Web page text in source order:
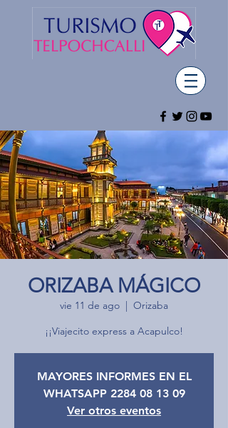
ORIZABA MÁGICO
vie 11 de ago
  |
Orizaba
¡¡Viajecito express a Acapulco!
MAYORES INFORMES EN EL
WHATSAPP 2284 08 13 09
Ver otros eventos